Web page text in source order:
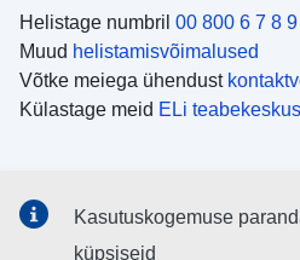
Helistage numbril 00 800 6 7 8
Muud helistamisvõimalused
Võtke meiega ühendust
Külastage meid ELi
Otsige ELi teavet
Kasutuskogemuse
küpsiseid